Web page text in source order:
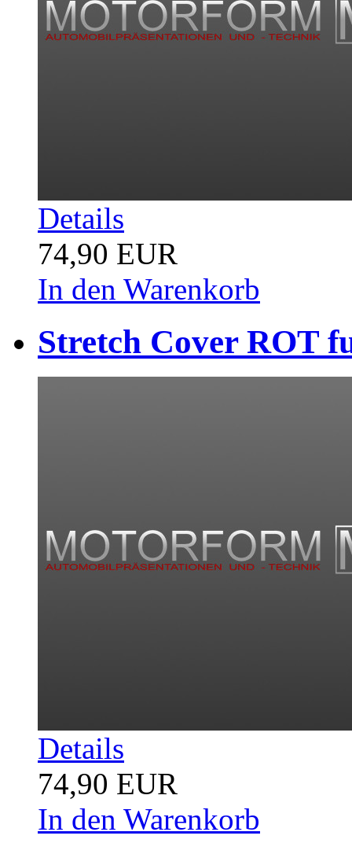
Details
74,90 EUR
In den Warenkorb
Stretch Cover ROT
Details
74,90 EUR
In den Warenkorb